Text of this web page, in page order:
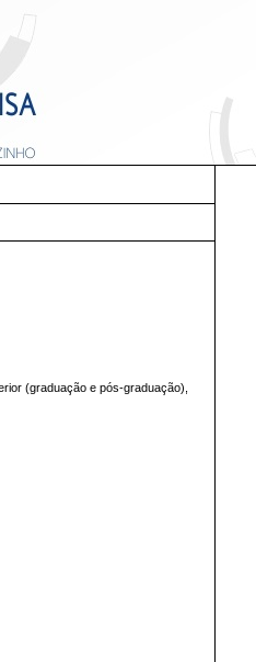
(graduação e pós-graduação),